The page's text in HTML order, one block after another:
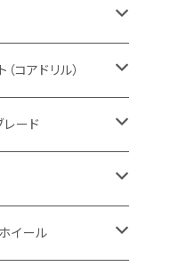
切断用
用
用
用
用
用
用
ップ
チップ
ップ
ップ
用
チップ
ップ
ップ
用
用
用
用
用
用
コアドリル）
ード
面）
イール